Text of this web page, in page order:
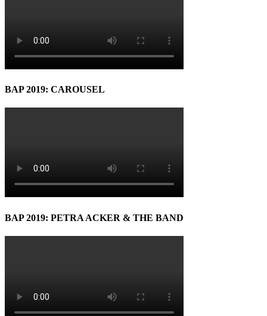
BAP 2019: CAROUSEL
BAP 2019: PETRA ACKER & THE BAND